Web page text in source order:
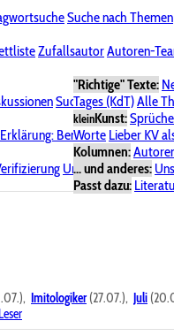
Suche nach Themen
ZufallsautorAutoren-
"Richtige" Texte:
Tages (KdT)Alle
kleinKunst:
Worte Lieber KV
Kolumnen:
... und anderes:
Passt dazu:
Suche im Forum
Erklärung: Benutzersymbole
Urheberrecht
Imitologiker(27.07.), Juli